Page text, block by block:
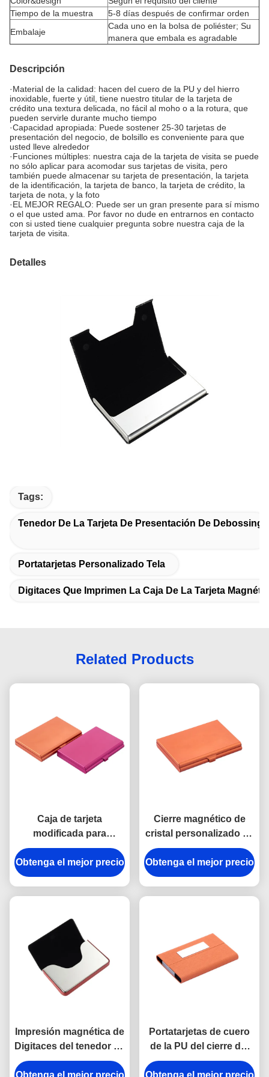
Tiempo de la muestra
5-8 días después de confirmar orden
Embalaje
Cada uno en la bolsa de poliéster; Su
manera que embala es agradable
Descripción
·Material de la calidad: hacen del cuero de la PU y del hierro
inoxidable, fuerte y útil, tiene nuestro titular de la tarjeta de
crédito una textura delicada, no fácil al moho o a la rotura, que
pueden servirle durante mucho tiempo
·Capacidad apropiada: Puede sostener 25-30 tarjetas de
presentación del negocio, de bolsillo es conveniente para que
usted lleve alrededor
·Funciones múltiples: nuestra caja de la tarjeta de visita se puede
no sólo aplicar para acomodar sus tarjetas de visita, pero
también puede almacenar su tarjeta de presentación, la tarjeta
de la identificación, la tarjeta de banco, la tarjeta de crédito, la
tarjeta de nota, y la foto
·EL MEJOR REGALO: Puede ser un gran presente para sí mismo
o el que usted ama. Por favor no dude en entrarnos en contacto
con si usted tiene cualquier pregunta sobre nuestra caja de la
tarjeta de visita.
Detalles
Tags:
Tenedor De La Tarjeta De Presentación De Debossing
Portatarjetas Personalizado Tela
Digitaces Que Imprimen La Caja De La Tarjeta
Related Products
Caja de tarjeta
modificada para
requisitos particulares
espejo de aluminio del
rectángulo del tenedor
Obtenga el mejor precio
Cierre magnético de
cristal personalizado de
tarjeta del espejo de
aluminio de la caja
Obtenga el mejor precio
Impresión magnética de
Digitaces del tenedor de
la tarjeta de visita de
Portatarjetas de cuero
de la PU del cierre del
tenedor de la tarjeta de